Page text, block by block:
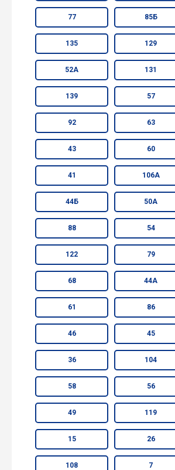
77 85Б
135 129
52А 131
139 57
92 63
43 60
41 106А
44Б 50А
88 54
122 79
68 44А
61 86
46 45
36 104
58 56
49 119
15 26
108 7